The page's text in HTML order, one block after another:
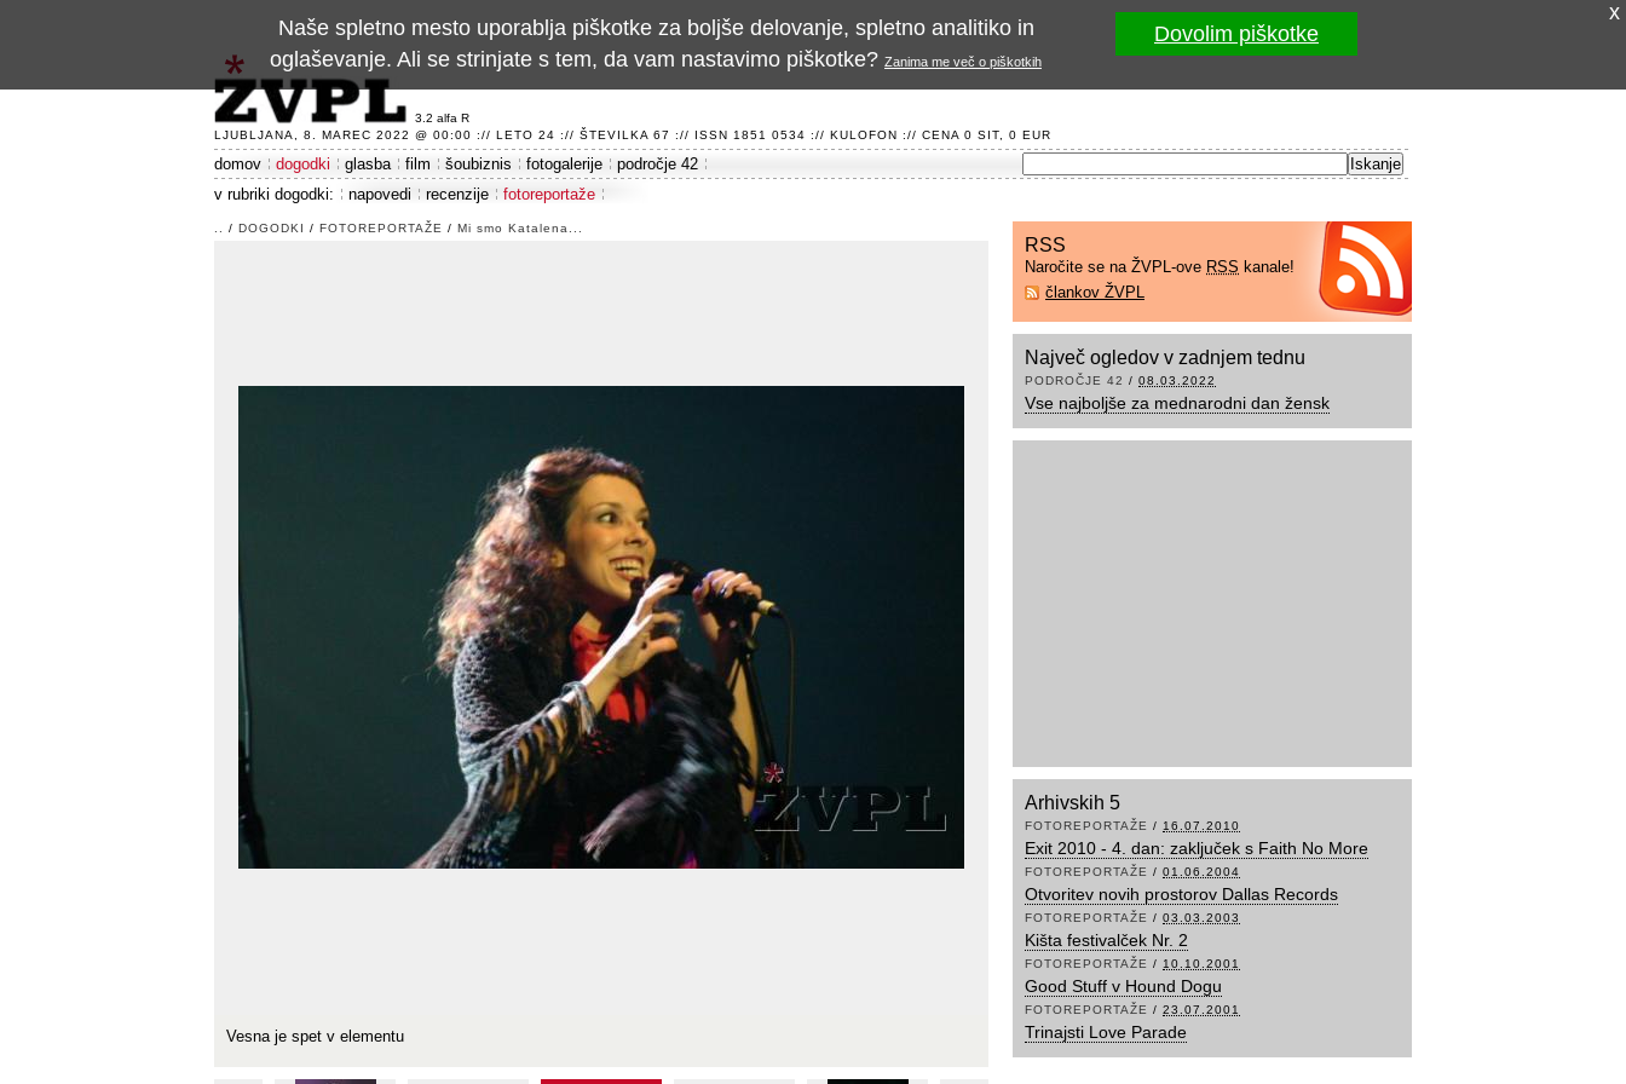
3.2 alfa R
LJUBLJANA, 8. MAREC 2022 @ 00:00 :// LETO 24 :// ŠTEVILKA 67 :// ISSN 1851 0534 :// KULOFON :// CENA 0 SIT, 0 EUR
domov dogodki glasba film šoubiznis fotogalerije
področje 42
v rubriki dogodki:
napovedi recenzije fotoreportaže
/ DOGODKI / FOTOREPORTAŽE / Mi smo Katalena...
Vesna je spet v elementu
RSS
Naročite se na ŽVPL-ove RSS kanale!
člankov ŽVPL
Največ ogledov v zadnjem tednu
PODROČJE 42 / 08.03.2022
Vse najboljše za mednarodni dan žensk
Arhivskih 5
FOTOREPORTAŽE / 16.07.2010
Exit 2010 - 4. dan: zaključek s Faith No More
FOTOREPORTAŽE / 01.06.2004
Otvoritev novih prostorov Dallas Records
FOTOREPORTAŽE / 03.03.2003
Kišta festivalček Nr. 2
FOTOREPORTAŽE / 10.10.2001
Good Stuff v Hound Dogu
FOTOREPORTAŽE / 23.07.2001
Trinajsti Love Parade
x
Naše spletno mesto uporablja piškotke za boljše delovanje, spletno analitiko in
oglaševanje. Ali se strinjate s tem, da vam nastavimo piškotke? Zanima me več o piškotkih
Dovolim piškotke